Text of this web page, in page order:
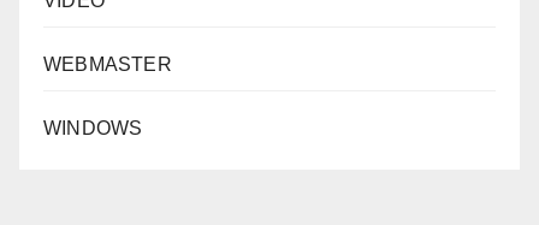
WEBMASTER
WINDOWS